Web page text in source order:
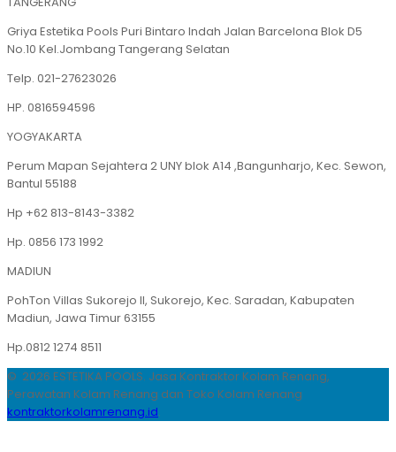
Griya Estetika Pools Puri Bintaro Indah Jalan Barcelona Blok D5
No.10 Kel.Jombang Tangerang Selatan
Telp. 021-27623026
HP. 0816594596
YOGYAKARTA
Perum Mapan Sejahtera 2 UNY blok A14 ,Bangunharjo, Kec. Sewon,
Bantul 55188
Hp +62 813-8143-3382
Hp. 0856 173 1992
MADIUN
PohTon Villas Sukorejo II, Sukorejo, Kec. Saradan, Kabupaten
Madiun, Jawa Timur 63155
Hp.0812 1274 8511
© 2026 ESTETIKA POOLS. Jasa Kontraktor Kolam Renang,
Perawatan Kolam Renang dan Toko Kolam Renang
kontraktorkolamrenang.id.